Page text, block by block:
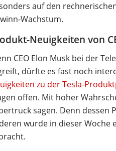
auf den
Wachstum.
Neuigkeiten von
CEO Elon Musk bei der
dürfte es fast noch
zu der Tesla-
offen. Mit hoher
sagen. Denn
wurde in dieser Woche